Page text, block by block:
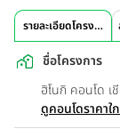
รายละเอียดโครงการ
ชื่อโครงการ
ฮิโนกิ คอนโด
ดูคอนโดราคาใ